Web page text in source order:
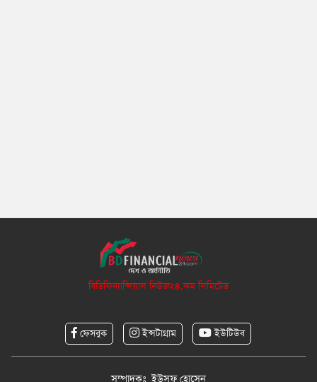
বিডিফিন্যান্সিয়াল নিউজ২৪.কম লিমিটেড
ফেসবুক ইন্সটাগ্রাম ইউটিউব
সম্পাদকঃ ইউসুফ হোসেন